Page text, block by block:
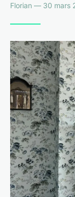
Florian — 30 mars